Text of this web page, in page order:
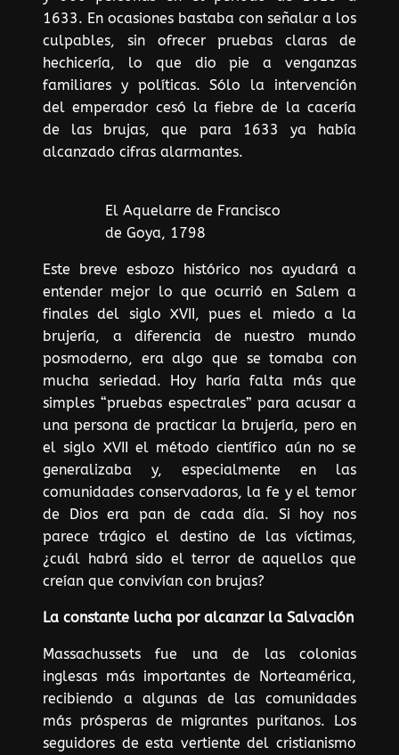
1633. En ocasiones bastaba con señalar a los
culpables, sin ofrecer pruebas claras de
hechicería, lo que dio pie a venganzas
familiares y políticas. Sólo la intervención
del emperador cesó la fiebre de la cacería
de las brujas, que para 1633 ya había
alcanzado cifras alarmantes.
El Aquelarre de Francisco
de Goya, 1798
Este breve esbozo histórico nos ayudará a
entender mejor lo que ocurrió en Salem a
finales del siglo XVII, pues el miedo a la
brujería, a diferencia de nuestro mundo
posmoderno, era algo que se tomaba con
mucha seriedad. Hoy haría falta más que
simples “pruebas espectrales” para acusar a
una persona de practicar la brujería, pero en
el siglo XVII el método científico aún no se
generalizaba y, especialmente en las
comunidades conservadoras, la fe y el temor
de Dios era pan de cada día. Si hoy nos
parece trágico el destino de las víctimas,
¿cuál habrá sido el terror de aquellos que
creían que convivían con brujas?
La constante lucha por alcanzar la Salvación
Massachussets fue una de las colonias
inglesas más importantes de Norteamérica,
recibiendo a algunas de las comunidades
más prósperas de migrantes puritanos. Los
seguidores de esta vertiente del cristianismo